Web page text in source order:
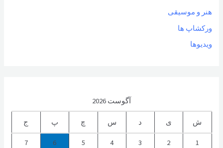
هنر و موسیقی
ورکشاپ ها
ویدیوها
آگوست 2026
ش ی د س چ پ ج
1
2
3
4
5
6
7